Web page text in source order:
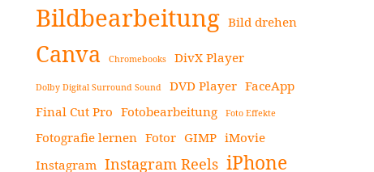
Bildbearbeitung Bild drehen
Canva Chromebooks DivX Player
Dolby Digital Surround Sound DVD Player FaceApp
Final Cut Pro Fotobearbeitung Foto Effekte
Fotografie lernen Fotor GIMP iMovie
Instagram Instagram Reels iPhone